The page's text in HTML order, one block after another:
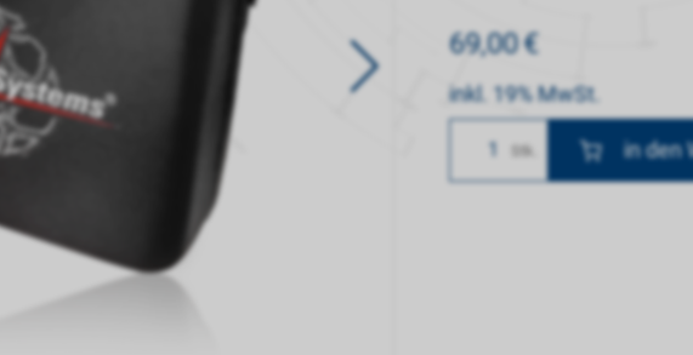
69,00€
inkl. 19% MwSt.
Anzahl Stk.